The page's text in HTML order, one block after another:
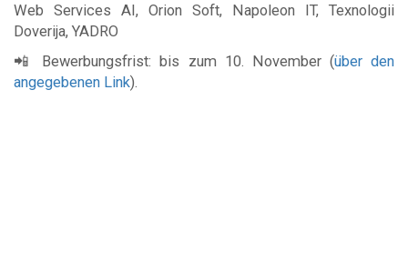
Web Services AI, Orion Soft, Napoleon IT, Texnologii
Doverija, YADRO
📲 Bewerbungsfrist: bis zum 10. November (über den
angegebenen Link).